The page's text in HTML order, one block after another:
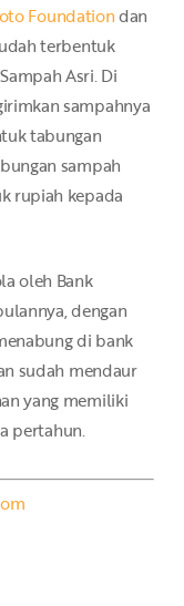
Foundationdan
terbentuk
Asri. Di
sampahnya
tabungan
sampah
rupiah kepada
oleh Bank
dengan
di bank
sudah mendaur
yang memiliki
pertahun.